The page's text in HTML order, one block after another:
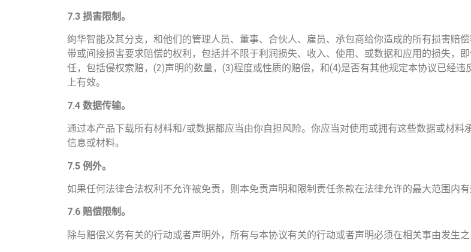
7.3 损害限制。
绚华智能及其分支，和他们的管理人员、董事、合伙人、雇员、承包商给你造成的所有损害赔
带或间接损害要求赔偿的权利，包括并不限于利润损失、收入、使用、或数据和应用的损失，
任，包括侵权索赔，(2)声明的数量，(3)程度或性质的赔偿，和(4)是否有其他规定本协议已经
上有效。
7.4 数据传输。
通过本产品下载所有材料和/或数据都应当由你自担风险。你应当对使用或拥有这些数据或材
信息或材料。
7.5 例外。
如果任何法律合法权利不允许被免责，则本免责声明和限制责任条款在法律允许的最大范围内有
7.6 赔偿限制。
除与赔偿义务有关的行动或者声明外，所有与本协议有关的行动或者声明必须在相关事由发生之